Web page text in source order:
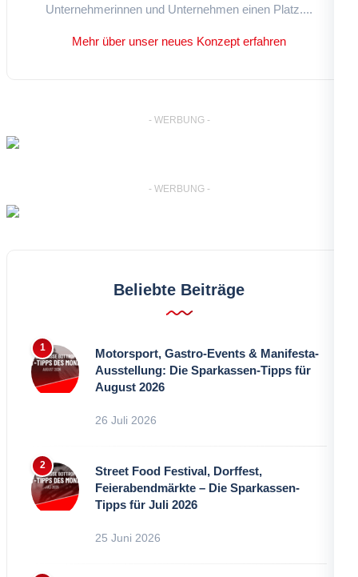
Unternehmerinnen und Unternehmen einen Platz....
Mehr über unser neues Konzept erfahren
- WERBUNG -
- WERBUNG -
Beliebte Beiträge
Motorsport, Gastro-Events & Manifesta-
Ausstellung: Die Sparkassen-Tipps für
August 2026
26 Juli 2026
Street Food Festival, Dorffest,
Feierabendmärkte – Die Sparkassen-
Tipps für Juli 2026
25 Juni 2026